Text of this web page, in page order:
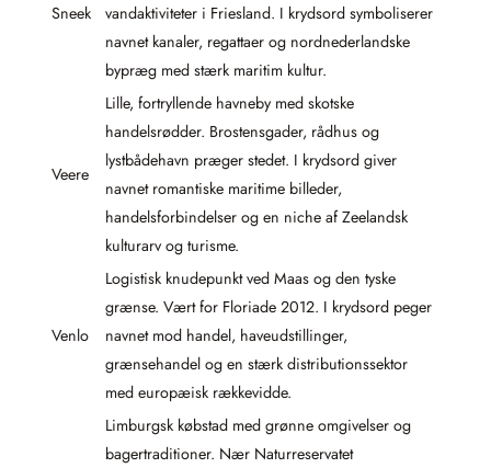
Sneek
vandaktiviteter i Friesland. I krydsord symboliserer
navnet kanaler, regattaer og nordnederlandske
bypræg med stærk maritim kultur.
Veere
Lille, fortryllende havneby med skotske
handelsrødder. Brostensgader, rådhus og
lystbådehavn præger stedet. I krydsord giver
navnet romantiske maritime billeder,
handelsforbindelser og en niche af Zeelandsk
kulturarv og turisme.
Venlo
Logistisk knudepunkt ved Maas og den tyske
grænse. Vært for Floriade 2012. I krydsord peger
navnet mod handel, haveudstillinger,
grænsehandel og en stærk distributionssektor
med europæisk rækkevidde.
Limburgsk købstad med grønne omgivelser og
bagertraditioner. Nær Naturreservatet